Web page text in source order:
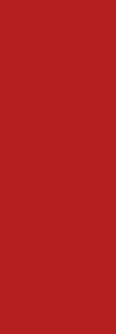
beste